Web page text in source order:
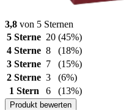
3,8 von 5 Sternen
5 Sterne 20 (45%)
4 Sterne 8
(18%)
3 Sterne 7
(15%)
2 Sterne 3
(6%)
1 Stern
6 (13%)
Produkt bewerten